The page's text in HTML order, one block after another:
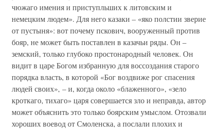
чюжаго имения и приступльших к литовским и
немецким людем». Для него казаки – «яко полстии зверие
от пустыня»: вот почему пскович, вооруженный против
бояр, не может быть поставлен в казачьи ряды. Он –
земский, только глубоко простонародный человек. Он
видит в царе Богом избранную для воссоздания старого
порядка власть, в которой «Бог воздвиже рог спасения
людей своих», – и, когда около «блаженного», «зело
кроткаго, тихаго» царя совершается зло и неправда, автор
может объяснить это только боярским умыслом. Отозвали
хороших воевод от Смоленска, а послали плохих и